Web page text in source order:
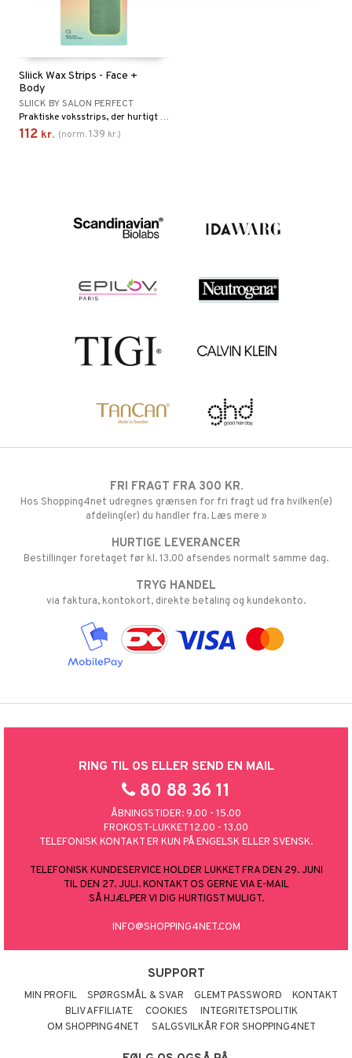
Sliick Wax Strips - Face +
Body
SLIICK BY SALON PERFECT
Praktiske voksstrips, der hurtigt og nemt fjerner uønsket hår.
112 kr. (norm.139 kr.)
FRI FRAGT FRA 300 KR.
Hos Shopping4net udregnes grænsen for fri fragt ud fra hvilken(e)
afdeling(er) du handler fra. Læs mere »
HURTIGE LEVERANCER
Bestillinger foretaget før kl. 13.00 afsendes normalt samme dag.
TRYG HANDEL
via faktura, kontokort, direkte betaling og kundekonto.
RING TIL OS ELLER SEND EN MAIL
80 88 36 11
ÅBNINGSTIDER: 9.00 - 15.00
FROKOST-LUKKET 12.00 - 13.00
TELEFONISK KONTAKT ER KUN PÅ ENGELSK ELLER SVENSK.
TELEFONISK KUNDESERVICE HOLDER LUKKET FRA DEN 29. JUNI
TIL DEN 27. JULI. KONTAKT OS GERNE VIA E-MAIL
SÅ HJÆLPER VI DIG HURTIGST MULIGT.
INFO@SHOPPING4NET.COM
SUPPORT
MIN PROFIL SPØRGSMÅL & SVAR GLEMT PASSWORD
KONTAKT
BLIV AFFILIATE
COOKIES
INTEGRITETSPOLITIK
OM SHOPPING4NET
SALGSVILKÅR FOR SHOPPING4NET